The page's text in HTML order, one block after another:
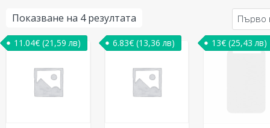
Показване на 4 резултата
11.04€ (21,59 лв) 6.83€ (13,36 лв) 13€ (25,43 лв)